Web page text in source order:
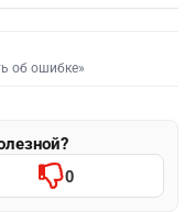
об ошибке»
0